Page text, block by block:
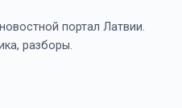
портал Латвии.
разборы.